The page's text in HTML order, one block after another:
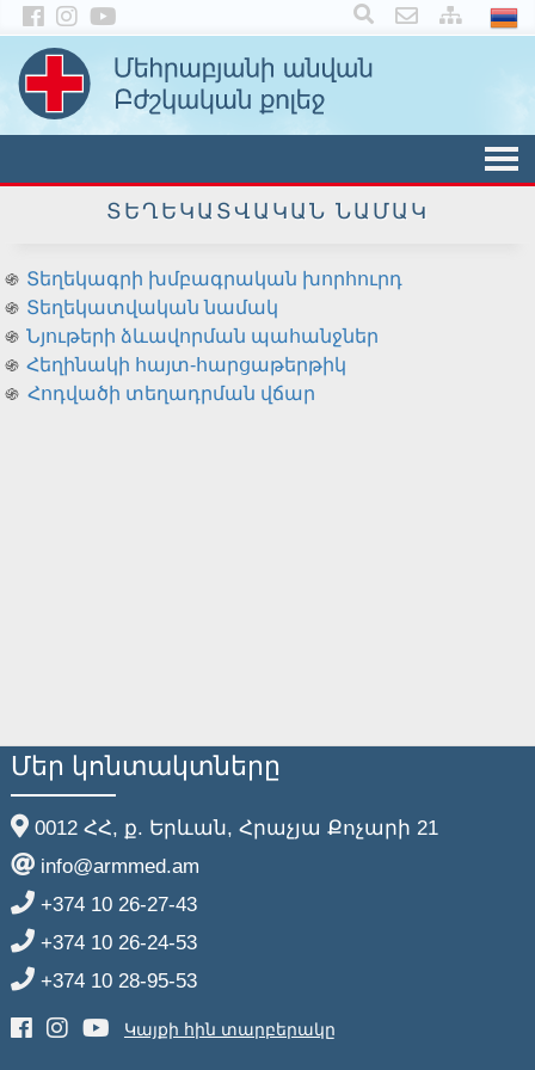
×
ՏԵՂԵԿԱՏՎԱԿԱՆ ՆԱՄԱԿ
֍ Տեղեկագրի խմբագրական խորհուրդ
֍ Տեղեկատվական նամակ
֍ Նյութերի ձևավորման պահանջներ
֍Հեղինակի հայտ-հարցաթերթիկ
֍ Հոդվածի տեղադրման վճար
Մեր կոնտակտները
0012 ՀՀ, ք. Երևան, Հրաչյա Քոչարի 21
info@armmed.am
+374 10 26-27-43
+374 10 26-24-53
+374 10 28-95-53
Կայքի հին տարբերակը